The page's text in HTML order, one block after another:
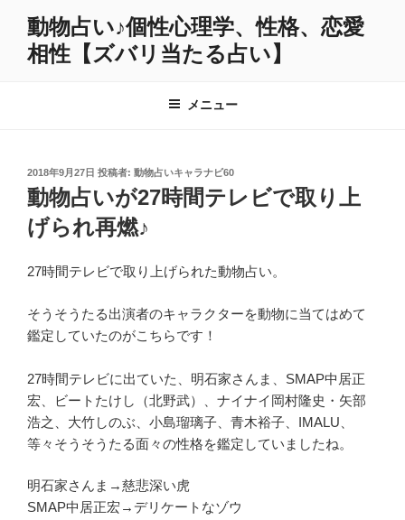
動物占い♪個性心理学、性格、恋愛
相性【ズバリ当たる占い】
メニュー
投
稿
日:
2018年9月27日 投稿者: 動物占いキャラナビ60
動物占いが27時間テレビで取り上
げられ再燃♪
27時間テレビで取り上げられた動物占い。
そうそうたる出演者のキャラクターを動物に当てはめて
鑑定していたのがこちらです！
27時間テレビに出ていた、明石家さんま、SMAP中居正
宏、ビートたけし（北野武）、ナイナイ岡村隆史・矢部
浩之、大竹しのぶ、小島瑠璃子、青木裕子、IMALU、
等々そうそうたる面々の性格を鑑定していましたね。
明石家さんま→慈悲深い虎
SMAP中居正宏→デリケートなゾウ